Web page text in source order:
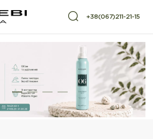
+38(067)211-21-15